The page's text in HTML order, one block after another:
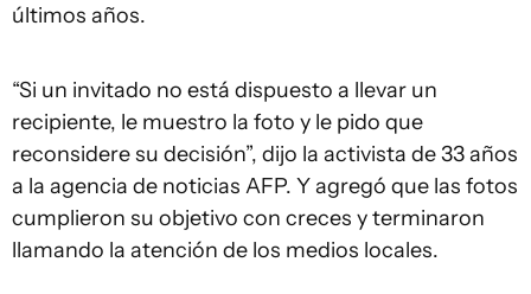
últimos años.
“Si un invitado no está dispuesto a llevar un
recipiente, le muestro la foto y le pido que
reconsidere su decisión”, dijo la activista de 33 años
a la agencia de noticias AFP. Y agregó que las fotos
cumplieron su objetivo con creces y terminaron
llamando la atención de los medios locales.